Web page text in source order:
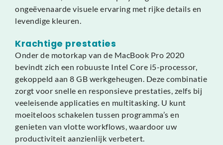
ongeëvenaarde visuele ervaring met rijke details en
levendige kleuren.
Krachtige prestaties
Onder de motorkap van de MacBook Pro 2020
bevindt zich een robuuste Intel Core i5-processor,
gekoppeld aan 8 GB werkgeheugen. Deze combinatie
zorgt voor snelle en responsieve prestaties, zelfs bij
veeleisende applicaties en multitasking. U kunt
moeiteloos schakelen tussen programma’s en
genieten van vlotte workflows, waardoor uw
productiviteit aanzienlijk verbetert.